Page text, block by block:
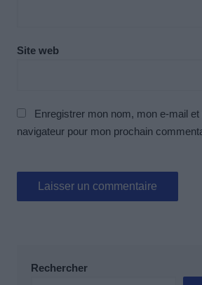
Site web
Enregistrer mon nom, mon e-mail
navigateur pour mon prochain
Rechercher